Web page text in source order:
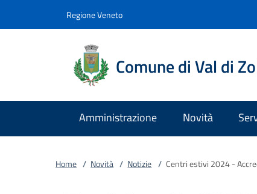
Regione Veneto
Comune di Val di
Amministrazione Novità
Home / Novità / Notizie / Centri estivi 2024 -